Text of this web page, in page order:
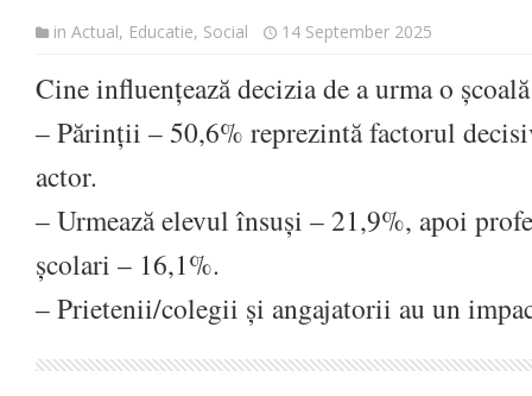
in Actual, Educatie, Social 14 September 2025
Cine influențează decizia de a urma o
– Părinții – 50,6% reprezintă factorul
actor.
– Urmează elevul însuși – 21,9%, apoi
școlari – 16,1%.
– Prietenii/colegii și angajatorii au un